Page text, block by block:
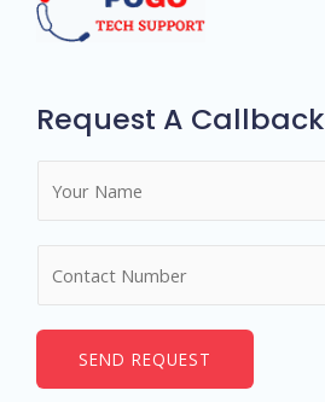
Request A Callback
*
e
SEND REQUEST